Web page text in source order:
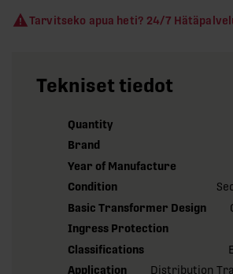
Tarvitseko apua heti? 24/7
Tekniset tiedot
Quantity
Brand
Year of Manufacture
Condition
Basic Transformer Design
Ingress Protection
Classifications
Application
Distribution